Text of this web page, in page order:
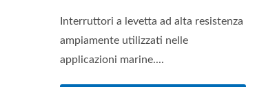
Interruttori a levetta ad alta resistenza
ampiamente utilizzati nelle
applicazioni marine....